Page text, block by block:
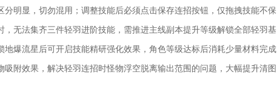
明显，切勿混用；调整技能后必须点击保存连招按钮，仅拖拽技能不保
无法集齐三件轻羽进阶技能，需推进主线副本提升等级解锁全部轻羽基
爆流星后可开启技能精研强化效果，角色等级达标后消耗少量材料完成
附效果，解决轻羽连招时怪物浮空脱离输出范围的问题，大幅提升清图